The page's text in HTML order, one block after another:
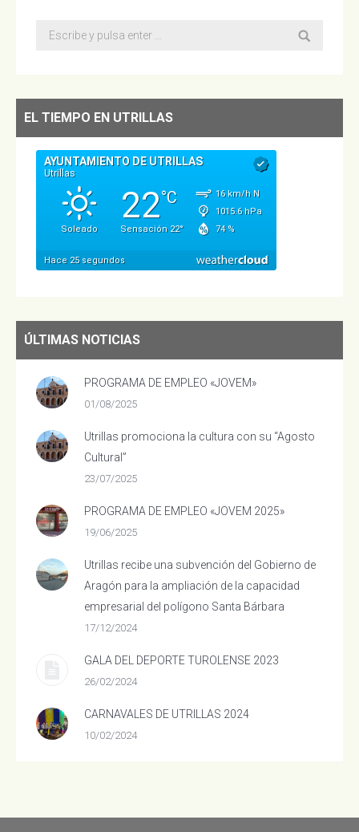
Buscar:
EL TIEMPO EN UTRILLAS
ÚLTIMAS NOTICIAS
PROGRAMA DE EMPLEO «JOVEM»
01/08/2025
Utrillas promociona la cultura con su “Agosto
Cultural”
23/07/2025
PROGRAMA DE EMPLEO «JOVEM 2025»
19/06/2025
Utrillas recibe una subvención del Gobierno de
Aragón para la ampliación de la capacidad
empresarial del polígono Santa Bárbara
17/12/2024
GALA DEL DEPORTE TUROLENSE 2023
26/02/2024
CARNAVALES DE UTRILLAS 2024
10/02/2024